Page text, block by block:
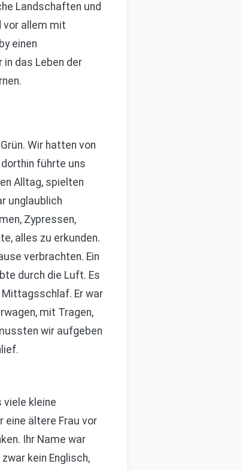
Landschaften und
vor allem mit
einen
in das Leben der
Wir hatten von
führte uns
Alltag, spielten
unglaublich
Zypressen,
alles zu erkunden.
verbrachten. Ein
durch die Luft. Es
Er war
mit Tragen,
wir aufgeben
viele kleine
eine ältere Frau vor
Ihr Name war
kein Englisch,